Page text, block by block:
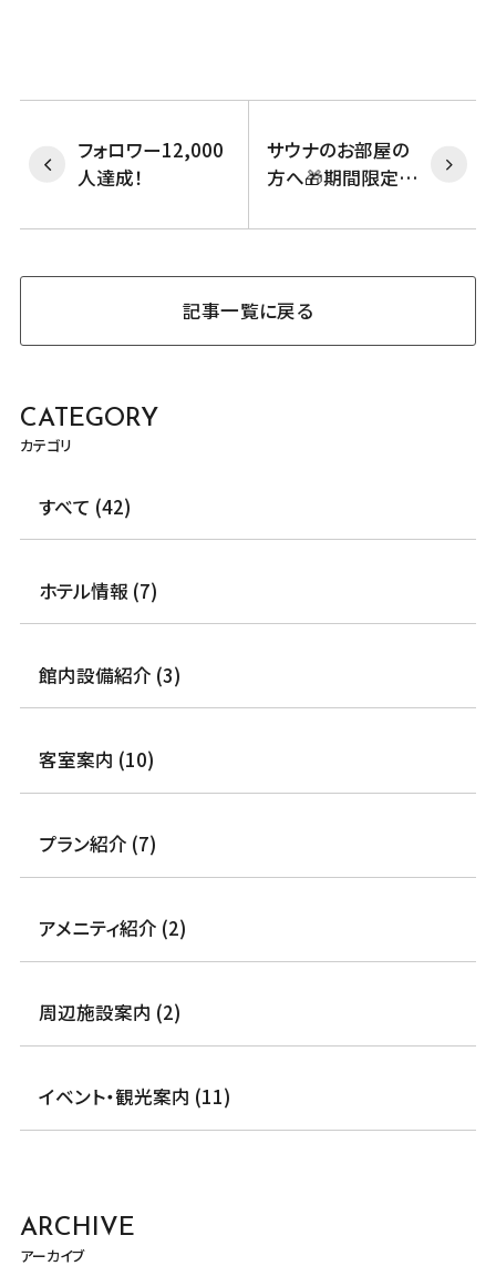
フォロワー12,000
人達成！
サウナのお部屋の
方へ🎁期間限定プ
せ
記事一覧に戻る
CATEGORY
カテゴリ
すべて (42)
ホテル情報 (7)
館内設備紹介 (3)
客室案内 (10)
プラン紹介 (7)
アメニティ紹介 (2)
周辺施設案内 (2)
イベント・観光案内 (11)
ARCHIVE
アーカイブ